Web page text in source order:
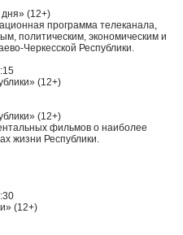
(12+)
программа телеканала,
политическим, экономическим и
Черкесской Республики.
(12+)
(12+)
фильмов о наиболее
жизни Республики.
(12+)